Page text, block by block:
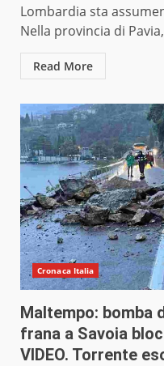
Lombardia sta
Nella provincia di
Read More
Cronaca Italia
Maltempo: bomba
frana a Savoia
VIDEO. Torrente